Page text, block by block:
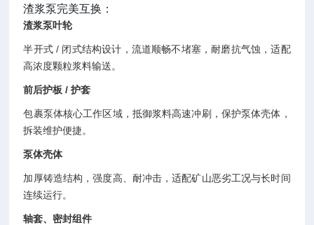
渣浆泵完美互换：
渣浆泵叶轮
半开式 / 闭式结构设计，流道顺畅不堵塞，耐磨抗气蚀，适配
高浓度颗粒浆料输送。
前后护板 / 护套
包裹泵体核心工作区域，抵御浆料高速冲刷，保护泵体壳体，
拆装维护便捷。
泵体壳体
加厚铸造结构，强度高、耐冲击，适配矿山恶劣工况与长时间
连续运行。
轴套、密封组件